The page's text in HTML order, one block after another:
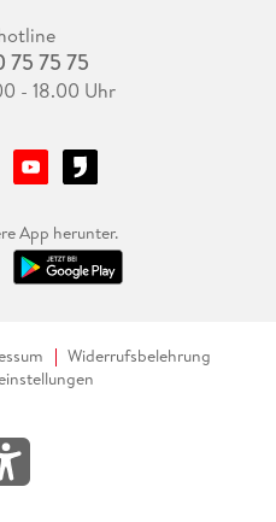
75 75 75
- 18.00 Uhr
App herunter.
Widerrufsbelehrung